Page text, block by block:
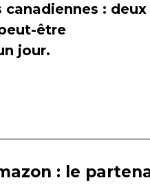
: deux
être
jour.
: le